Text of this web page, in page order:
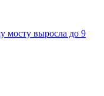
мосту выросла до 9